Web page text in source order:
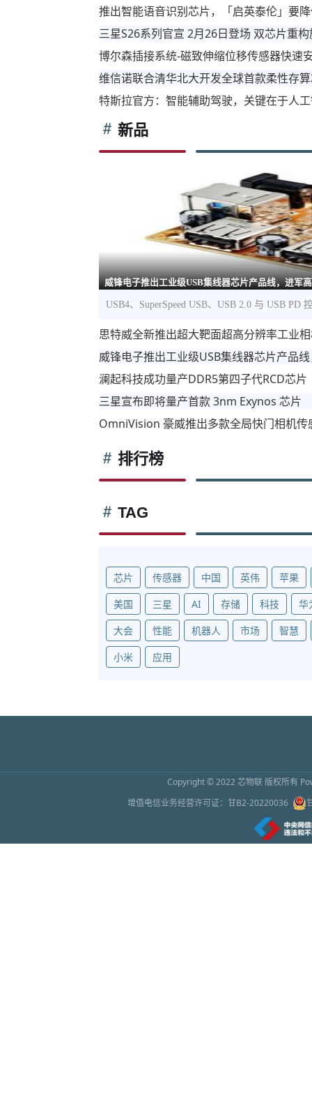
推出智能语音识别芯片，「启英泰伦」要
三星S26系列官宣 2月26日登场 双芯片重
博尔森插接系统-磁致伸缩位移传感器快速
维信诺联合清华北大开发全球首款柔性存
特斯拉官方：智能辅助驾驶，关键在于人
新品
威锋电子推出工业级USB集线器芯片产品线，进军
USB4、SuperSpeed USB、USB 2.0 与 USB
思特威全新推出超大靶面超高分辨率工业
威锋电子推出工业级USB集线器芯片产品
澜起科技成功量产DDR5第四子代RCD芯片
三星宣布即将量产首款 3nm Exynos 芯片
OmniVision 豪威推出多款全局快门相机
排行榜
TAG
芯片 传感器 中国 英伟
苹果
美国
三星 AI 存储 科技
华
大会
性能 机器人 市场
智慧
小米
应用
Copyright © 2022 芯物联版权所有
增值电信业务经营许可证： 甘B2-20220036